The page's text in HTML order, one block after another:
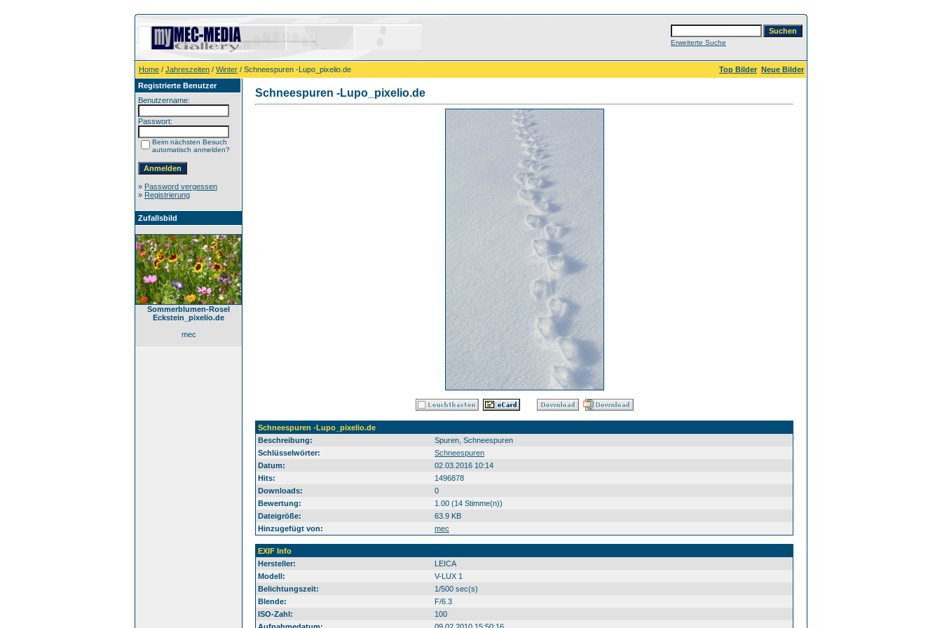
Erweiterte Suche
Home / Jahreszeiten / Winter / Schneespuren -Lupo_pixelio.de Top Bilder Neue Bilder
Registrierte Benutzer
Benutzername:
Passwort:
Beim nächsten Besuch
automatisch anmelden?
» Password vergessen
» Registrierung
Zufallsbild
Sommerblumen-Rosel
Eckstein_pixelio.de
mec
Schneespuren -Lupo_pixelio.de
Schneespuren -Lupo_pixelio.de
Beschreibung:
Spuren, Schneespuren
Schlüsselwörter:
Schneespuren
Datum:
02.03.2016 10:14
Hits:
1496878
Downloads:
0
Bewertung:
1.00 (14 Stimme(n))
Dateigröße:
63.9 KB
Hinzugefügt von:
mec
EXIF Info
Hersteller:
LEICA
Modell:
V-LUX 1
Belichtungszeit:
1/500 sec(s)
Blende:
F/6.3
ISO-Zahl:
100